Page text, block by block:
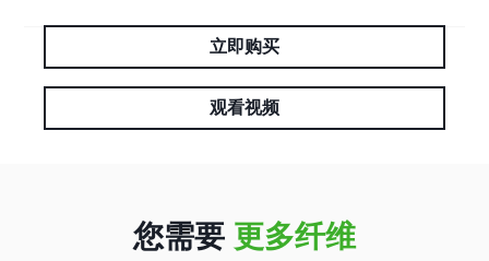
立即购买
观看视频
您需要 更多纤维